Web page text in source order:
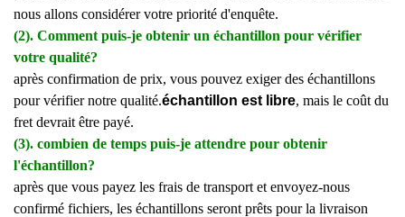
nous allons considérer votre priorité d'enquête.
(2). Comment puis-je obtenir un échantillon pour vérifier
votre qualité?
après confirmation de prix, vous pouvez exiger des échantillons
pour vérifier notre qualité.échantillon est libre, mais le coût du
fret devrait être payé.
(3). combien de temps puis-je attendre pour obtenir
l'échantillon?
après que vous payez les frais de transport et envoyez-nous
confirmé fichiers, les échantillons seront prêts pour la livraison